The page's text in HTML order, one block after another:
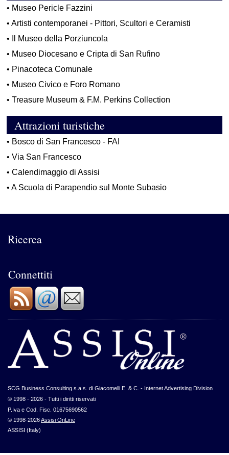
• Museo Pericle Fazzini
•Artisti contemporanei - Pittori, Scultori e Ceramisti
•
Il Museo della Porziuncola
• Museo Diocesano e Cripta di San Rufino
• Pinacoteca Comunale
• Museo Civico e Foro Romano
•Treasure Museum & F.M. Perkins Collection
Attrazioni turistiche
• Bosco di San Francesco - FAI
•Via San Francesco
•Calendimaggio di Assisi
•A Scuola di Parapendio sul Monte Subasio
Ricerca
Connettiti
SCG Business Consulting s.a.s. di Giacomelli E. & C. - Internet Advertising Division
© 1998 - 2026 - Tutti i diritti riservati
P.Iva e Cod. Fisc. 01675690562
© 1998-2026Assisi OnLine
ASSISI (Italy)